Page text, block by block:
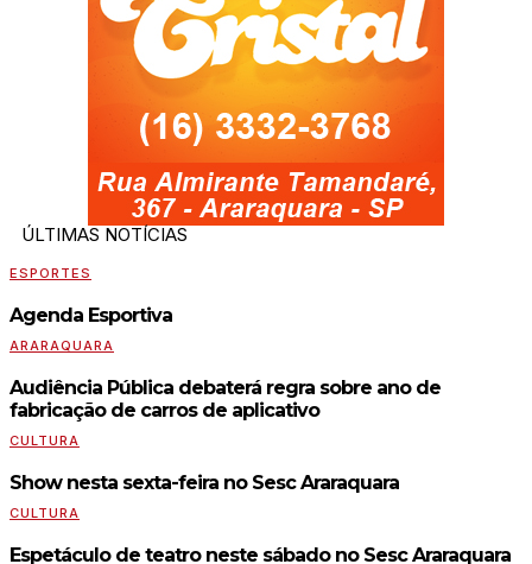
ÚLTIMAS NOTÍCIAS
ESPORTES
Agenda Esportiva
ARARAQUARA
Audiência Pública debaterá regra sobre ano de
fabricação de carros de aplicativo
CULTURA
Show nesta sexta-feira no Sesc Araraquara
CULTURA
Espetáculo de teatro neste sábado no Sesc Araraquara